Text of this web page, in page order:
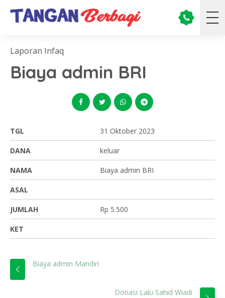
Laporan Infaq
Biaya admin BRI
TGL 31 Oktober 2023
DANA keluar
NAMA Biaya admin BRI
ASAL
JUMLAH Rp 5.500
KET
Biaya admin Mandiri
Donasi Lalu Sahid Wiadi